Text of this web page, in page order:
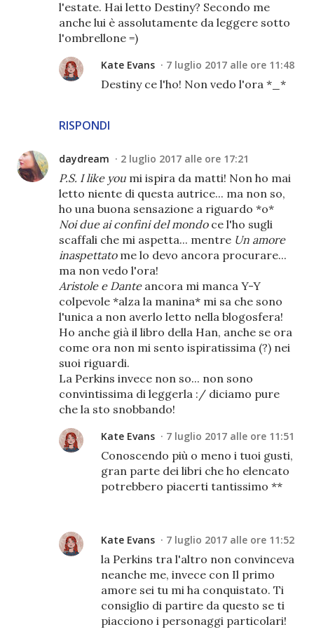
l'estate. Hai letto Destiny? Secondo me
anche lui è assolutamente da leggere sotto
l'ombrellone =)
RISPONDI
Kate Evans 7 luglio 2017 alle ore 11:48
Destiny ce l'ho! Non vedo l'ora *_*
daydream 2 luglio 2017 alle ore 17:21
P.S. I like you mi ispira da matti! Non ho mai
letto niente di questa autrice... ma non so,
ho una buona sensazione a riguardo *o*
Noi due ai confini del mondoce l'ho sugli
scaffali che mi aspetta... mentre Un amore
inaspettatome lo devo ancora procurare...
ma non vedo l'ora!
Aristole e Danteancora mi manca Y-Y
colpevole *alza la manina* mi sa che sono
l'unica a non averlo letto nella blogosfera!
Ho anche già il libro della Han, anche se ora
come ora non mi sento ispiratissima (?) nei
suoi riguardi.
La Perkins invece non so... non sono
convintissima di leggerla :/ diciamo pure
che la sto snobbando!
Kate Evans 7 luglio 2017 alle ore 11:51
Conoscendo più o meno i tuoi gusti,
gran parte dei libri che ho elencato
potrebbero piacerti tantissimo **
Kate Evans 7 luglio 2017 alle ore 11:52
la Perkins tra l'altro non convinceva
neanche me, invece con Il primo
amore sei tu mi ha conquistato. Ti
consiglio di partire da questo se ti
piacciono i personaggi particolari!